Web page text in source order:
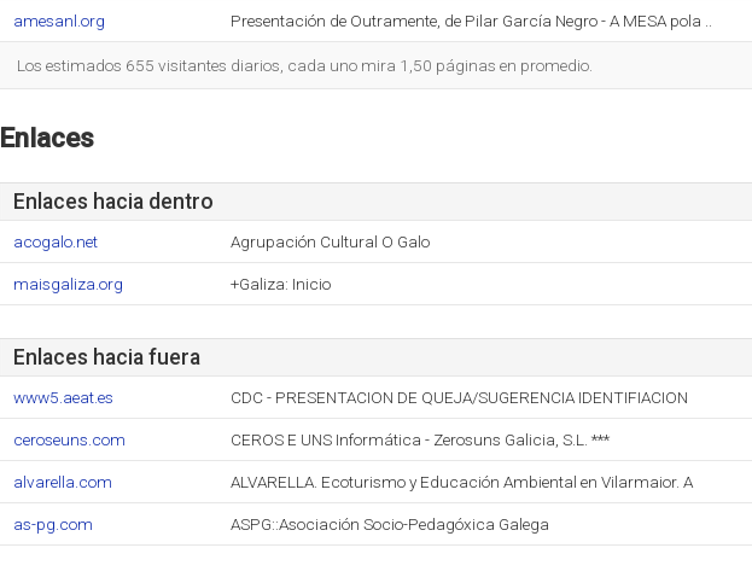
amesanl.org Presentación de Outramente, de Pilar García Negro - A MESA pola ..
Los estimados 655 visitantes diarios, cada uno mira 1,50 páginas en promedio.
Enlaces
Enlaces hacia dentro
acogalo.net Agrupación Cultural O Galo
maisgaliza.org +Galiza: Inicio
Enlaces hacia fuera
www5.aeat.es CDC - PRESENTACION DE QUEJA/SUGERENCIA IDENTIFIACION
ceroseuns.com CEROS E UNS Informática - Zerosuns Galicia, S.L. ***
alvarella.com ALVARELLA. Ecoturismo y Educación Ambiental en Vilarmaior. A
as-pg.com ASPG::Asociación Socio-Pedagóxica Galega